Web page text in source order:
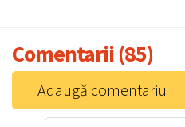
Comentarii (85)
Adaugă comentariu